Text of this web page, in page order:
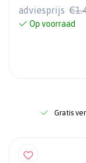
adviesprijs
Op voorraad
Gratis